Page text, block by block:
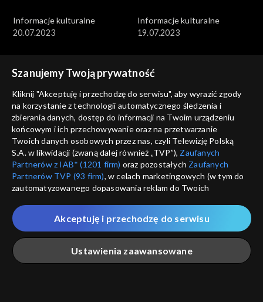
Informacje kulturalne
20.07.2023
Informacje kulturalne
19.07.2023
Informacje kulturalne
18.07.2023
Informacje kulturalne
17.07.2023
Informacje kulturalne
16.07.2023
Informacje kulturalne
15.07.2023
Szanujemy Twoją prywatność
Kliknij "Akceptuję i przechodzę do serwisu", aby wyrazić zgody
na korzystanie z technologii automatycznego śledzenia i
zbierania danych, dostęp do informacji na Twoim urządzeniu
końcowym i ich przechowywanie oraz na przetwarzanie
Twoich danych osobowych przez nas, czyli Telewizję Polską
S.A. w likwidacji (zwaną dalej również „TVP”), Zaufanych
Partnerów z IAB* (1201 firm) oraz pozostałych Zaufanych
Partnerów TVP (93 firm), w celach marketingowych (w tym do
zautomatyzowanego dopasowania reklam do Twoich
które wskazujemy poniżej, a także zgody na udostępnianie
przez nas identyfikatora PPID do Google.
Twoje dane osobowe zbierane podczas odwiedzania przez
Ciebie naszych
poszczególnych serwisówzwanych dalej
„Portalem”, w tym informacje zapisywane za pomocą
Ustawienia zaawansowane
Akceptuję i przechodzę do serwisu